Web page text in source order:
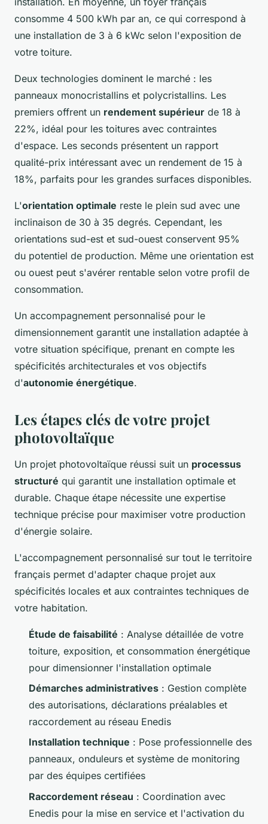
consomme 4 500 kWh par an, ce qui correspond à
une installation de 3 à 6 kWc selon l'exposition de
votre toiture.
Deux technologies dominent le marché : les
panneaux monocristallins et polycristallins. Les
premiers offrent un rendement supérieur de 18 à
22%, idéal pour les toitures avec contraintes
d'espace. Les seconds présentent un rapport
qualité-prix intéressant avec un rendement de 15 à
18%, parfaits pour les grandes surfaces disponibles.
L'orientation optimale reste le plein sud avec une
inclinaison de 30 à 35 degrés. Cependant, les
orientations sud-est et sud-ouest conservent 95%
du potentiel de production. Même une orientation est
ou ouest peut s'avérer rentable selon votre profil de
consommation.
Un accompagnement personnalisé pour le
dimensionnement garantit une installation adaptée à
votre situation spécifique, prenant en compte les
spécificités architecturales et vos objectifs
d'autonomie énergétique.
Les étapes clés de votre projet
photovoltaïque
Un projet photovoltaïque réussi suit un processus
structuré qui garantit une installation optimale et
durable. Chaque étape nécessite une expertise
technique précise pour maximiser votre production
d'énergie solaire.
L'accompagnement personnalisé sur tout le territoire
français permet d'adapter chaque projet aux
spécificités locales et aux contraintes techniques de
votre habitation.
Étude de faisabilité : Analyse détaillée de votre
toiture, exposition, et consommation énergétique
pour dimensionner l'installation optimale
Démarches administratives : Gestion complète
des autorisations, déclarations préalables et
raccordement au réseau Enedis
Installation technique : Pose professionnelle des
panneaux, onduleurs et système de monitoring
par des équipes certifiées
Raccordement réseau : Coordination avec
Enedis pour la mise en service et l'activation du